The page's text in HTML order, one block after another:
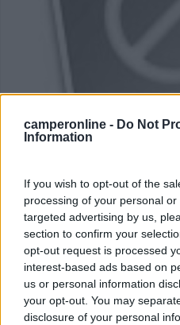
camperonline - Do Not
Information
If you wish to opt-out of the
processing of your personal
targeted advertising by us,
section to confirm your
opt-out request is processed
interest-based ads based on
us or personal information
your opt-out. You may
disclosure of your personal
Area di sosta (PS+CS)
10
Servizi / Posizione
A circa 500 m dal centro,
con...